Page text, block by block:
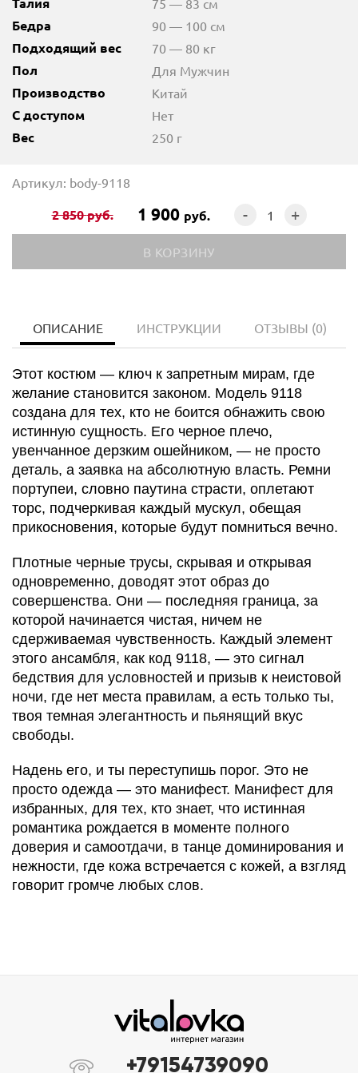
75 — 83 см
Бедра 90 — 100 см
Подходящий вес 70 — 80 кг
Пол Для Мужчин
Производство Китай
С доступом Нет
Вес 250 г
Артикул: body-9118
2 850руб. 1 900 руб. - +
ОПИСАНИЕ ИНСТРУКЦИИ ОТЗЫВЫ (0)
Этот костюм — ключ к запретным мирам, где
желание становится законом. Модель 9118
создана для тех, кто не боится обнажить свою
истинную сущность. Его черное плечо,
увенчанное дерзким ошейником, — не просто
деталь, а заявка на абсолютную власть. Ремни
портупеи, словно паутина страсти, оплетают
торс, подчеркивая каждый мускул, обещая
прикосновения, которые будут помниться вечно.
Плотные черные трусы, скрывая и открывая
одновременно, доводят этот образ до
совершенства. Они — последняя граница, за
которой начинается чистая, ничем не
сдерживаемая чувственность. Каждый элемент
этого ансамбля, как код 9118, — это сигнал
бедствия для условностей и призыв к неистовой
ночи, где нет места правилам, а есть только ты,
твоя темная элегантность и пьянящий вкус
свободы.
Надень его, и ты переступишь порог. Это не
просто одежда — это манифест. Манифест для
избранных, для тех, кто знает, что истинная
романтика рождается в моменте полного
доверия и самоотдачи, в танце доминирования и
нежности, где кожа встречается с кожей, а взгляд
говорит громче любых слов.
+79154739090